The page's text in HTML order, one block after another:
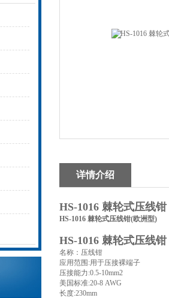
详情介绍
HS-1016 棘轮式压线
HS-1016 棘轮式压线钳(欧洲型)
HS-1016 棘轮式压线
名称：压线钳
应用范围:用于压接裸端子
压接能力:0.5-10mm2
美国标准:20-8 AWG
长度:230mm